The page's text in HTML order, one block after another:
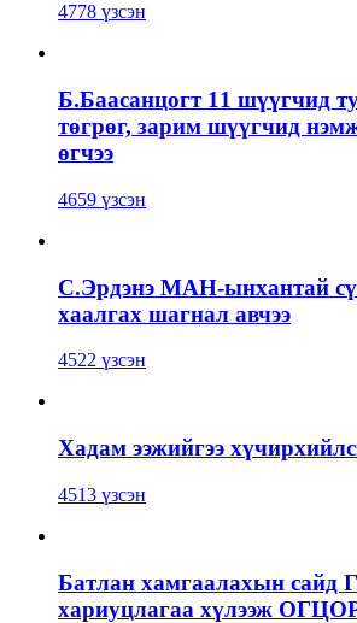
4778 үзсэн
Б.Баасанцогт 11 шүүгчид
төгрөг, зарим шүүгчид
өгчээ
4659 үзсэн
С.Эрдэнэ МАН-ынхантай
хаалгах шагнал авчээ
4522 үзсэн
Хадам ээжийгээ
4513 үзсэн
Батлан хамгаалахын сайд
хариуцлагаа хүлээж